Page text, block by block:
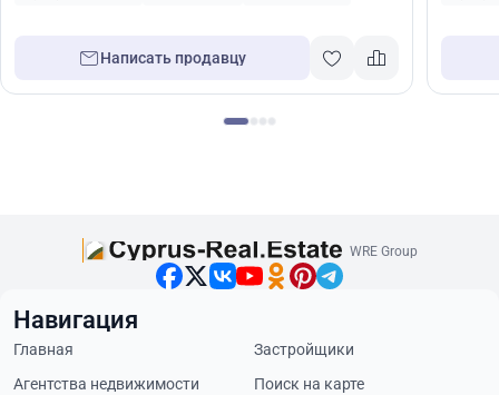
Написать продавцу
WRE Group
Навигация
Главная
Застройщики
Агентства недвижимости
Поиск на карте